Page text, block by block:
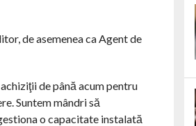
de asemenea ca Agent de
de până acum pentru
Suntem mândri să
o capacitate instalată